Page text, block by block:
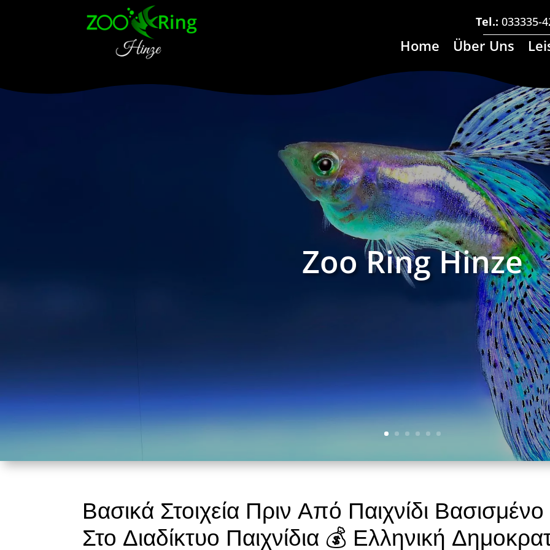
Tel.: 033335-
Home Über Uns
Zoo Ring Hinze
Βασικά Στοιχεία Πριν Από Παιχνίδι Βασισμένο
Στο Διαδίκτυο Παιχνίδια 💰 Ελληνική